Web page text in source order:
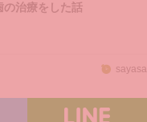
の治療をした話
sayasa